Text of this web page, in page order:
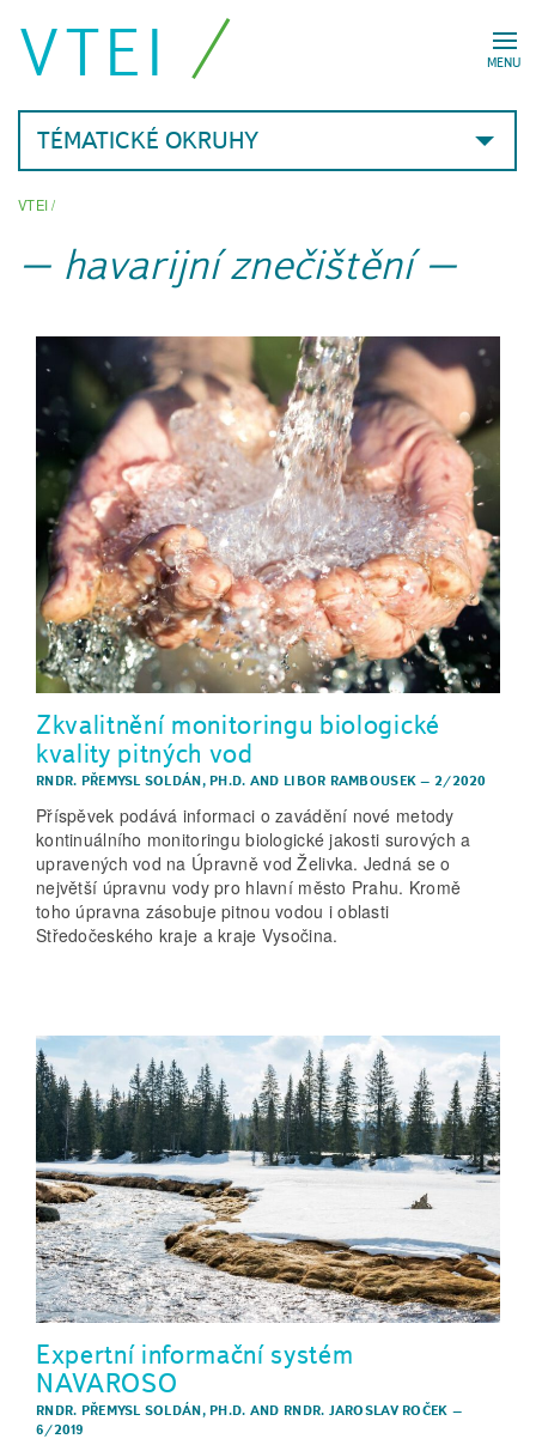
MENU
VTEI
TÉMATICKÉ OKRUHY
VTEI/
havarijní znečištění
Zkvalitnění monitoringu biologické
kvality pitných vod
RNDR. PŘEMYSL SOLDÁN, PH.D. AND LIBOR RAMBOUSEK –2/2020
Příspěvek podává informaci o zavádění nové metody
kontinuálního monitoringu biologické jakosti surových a
upravených vod na Úpravně vod Želivka. Jedná se o
největší úpravnu vody pro hlavní město Prahu. Kromě
toho úpravna zásobuje pitnou vodou i oblasti
Středočeského kraje a kraje Vysočina.
Expertní informační systém
NAVAROSO
RNDR. PŘEMYSL SOLDÁN, PH.D. AND RNDR. JAROSLAV ROČEK –
6/2019